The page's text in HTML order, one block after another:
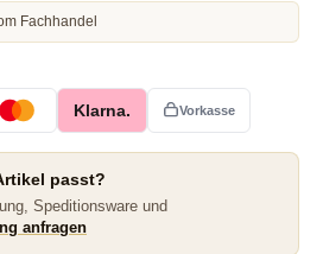
Fachhandel
Klarna. Vorkasse
passt?
Speditionsware und
anfragen